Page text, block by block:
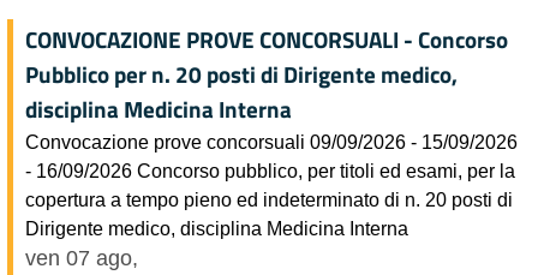
CONVOCAZIONE PROVE CONCORSUALI - Concorso
Pubblico per n. 20 posti di Dirigente medico,
disciplina Medicina Interna
Convocazione prove concorsuali 09/09/2026 - 15/09/2026
- 16/09/2026 Concorso pubblico, per titoli ed esami, per la
copertura a tempo pieno ed indeterminato di n. 20 posti di
Dirigente medico, disciplina Medicina Interna
ven 07 ago,